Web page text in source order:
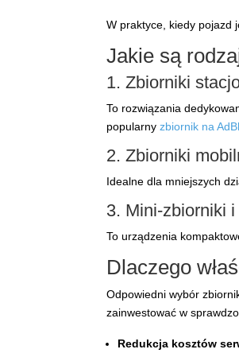
W praktyce, kiedy pojazd
Jakie są
1. Zbiorniki
To rozwiązania
popularnyzbiornik na
2. Zbiorniki
Idealne dla mniejszych
3. Mini-zbiorniki
To urządzenia
Dlaczego
Odpowiedni wybór
zainwestować w
Redukcja kosztów